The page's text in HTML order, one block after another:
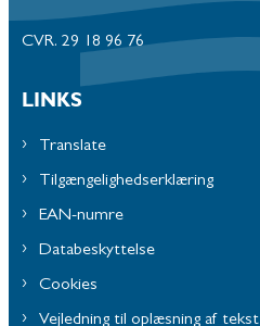
CVR. 29 18 96 76
LINKS
Translate
Tilgængelighedserklæring
EAN-numre
Databeskyttelse
Cookies
Vejledning til oplæsning af tekst